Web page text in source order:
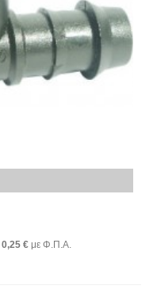
0,25 € με Φ.Π.Α.